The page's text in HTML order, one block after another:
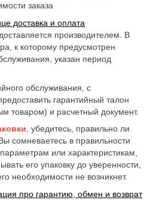
заказа
доставка и оплата
производителем. В
к которому предусмотрен
указан период
обслуживания, с
гарантийный талон
товаром) и расчетный документ.
, убедитесь, правильно ли
сомневаетесь в правильности
или характеристикам,
его упаковку до уверенности,
необходимости не возникнет.
про гарантию, обмен и возврат